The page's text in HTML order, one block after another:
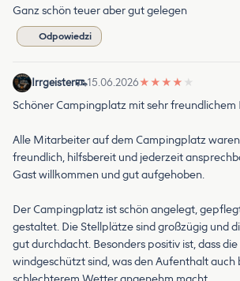
Ganz schön teuer aber gut gelegen
Odpowiedzi
Irrgeister 15.06.2026★ ★ ★ ★ ★
Schöner Campingplatz mit sehr freundlichem
Alle Mitarbeiter auf dem Campingplatz
freundlich, hilfsbereit und jederzeit
Gast willkommen und gut aufgehoben.
Der Campingplatz ist schön angelegt,
gestaltet. Die Stellplätze sind großzügig und
gut durchdacht. Besonders positiv ist, dass
windgeschützt sind, was den Aufenthalt auch